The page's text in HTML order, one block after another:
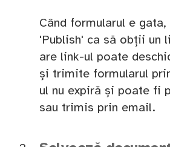
Când formularul e gata,
'Publish' ca să obții un
are link-ul poate
și trimite formularul
ul nu expiră și poate fi
sau trimis prin email.